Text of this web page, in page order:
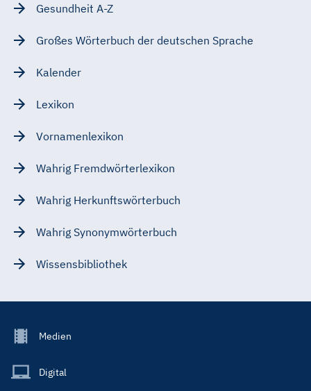
Gesundheit A-Z
Großes Wörterbuch der deutschen Sprache
Kalender
Lexikon
Vornamenlexikon
Wahrig Fremdwörterlexikon
Wahrig Herkunftswörterbuch
Wahrig Synonymwörterbuch
Wissensbibliothek
Footer
Main
Medien
Digital